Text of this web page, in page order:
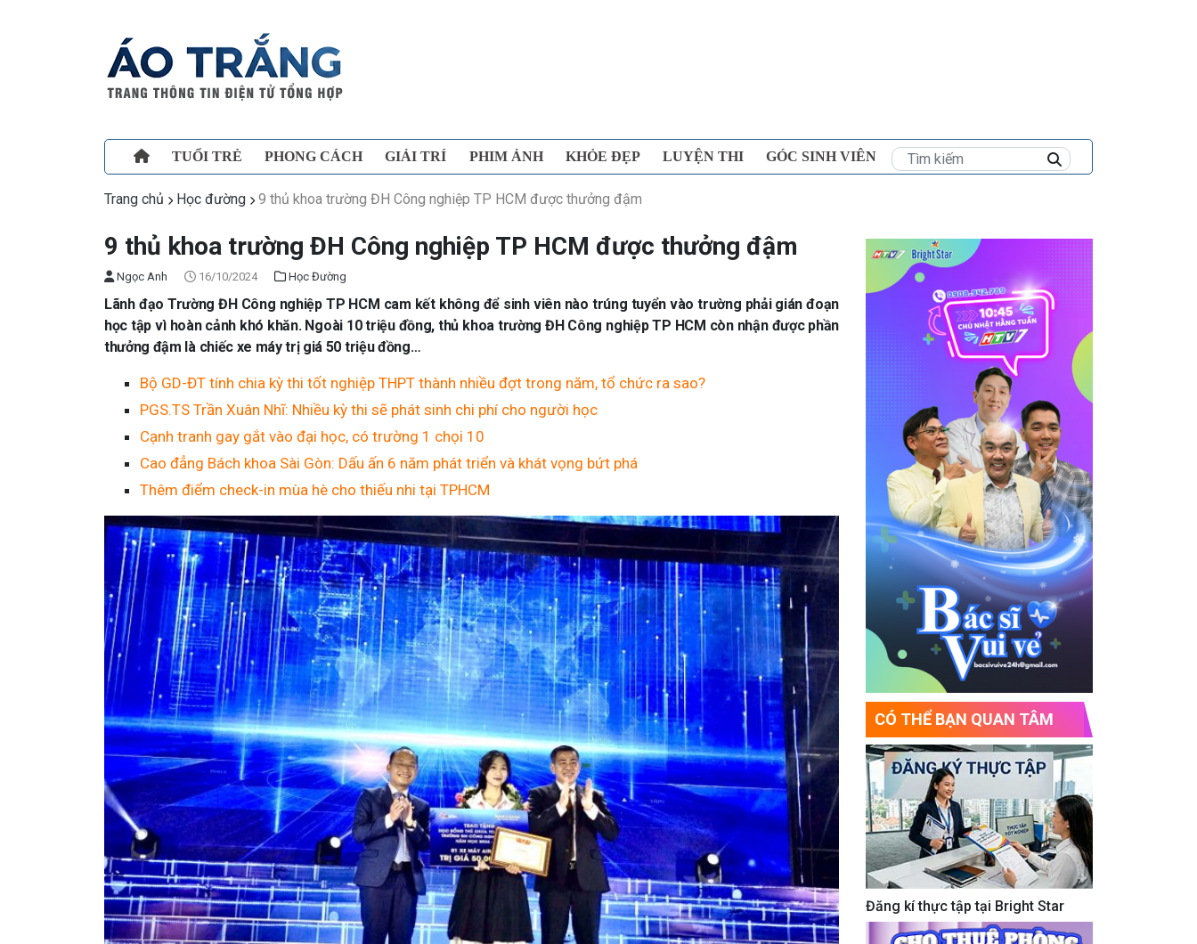
TUỔI TRẺ PHONG CÁCH GIẢI TRÍ PHIM ẢNH KHỎE ĐẸP LUYỆN THI GÓC SINH VIÊN
Trang chủ Học đường 9 thủ khoa trường ĐH Công nghiệp TP HCM được thưởng đậm
9 thủ khoa trường ĐH Công nghiệp TP HCM được thưởng đậm
Ngọc Anh 16/10/2024 Học Đường
Lãnh đạo Trường ĐH Công nghiệp TP HCM cam kết không để sinh viên nào trúng tuyển vào trường phải gián đoạn
học tập vì hoàn cảnh khó khăn. Ngoài 10 triệu đồng, thủ khoa trường ĐH Công nghiệp TP HCM còn nhận được phần
thưởng đậm là chiếc xe máy trị giá 50 triệu đồng…
Bộ GD-ĐT tính chia kỳ thi tốt nghiệp THPT thành nhiều đợt trong năm, tổ chức ra sao?
PGS.TS Trần Xuân Nhĩ: Nhiều kỳ thi sẽ phát sinh chi phí cho người học
Cạnh tranh gay gắt vào đại học, có trường 1 chọi 10
Cao đẳng Bách khoa Sài Gòn: Dấu ấn 6 năm phát triển và khát vọng bứt phá
Thêm điểm check-in mùa hè cho thiếu nhi tại TPHCM
CÓ THỂ BẠN QUAN TÂM
Đăng kí thực tập tại Bright Star